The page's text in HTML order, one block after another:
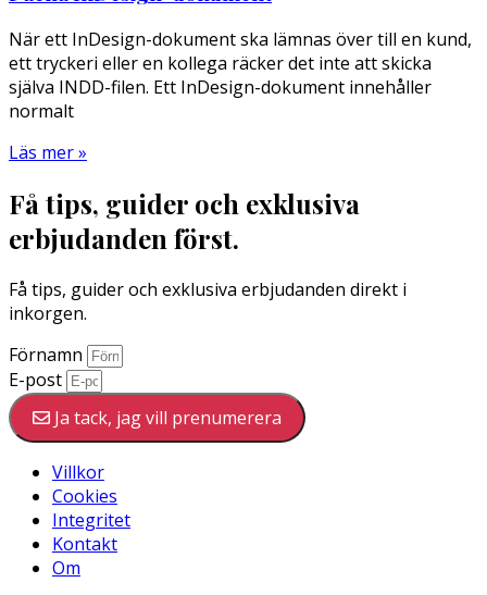
När ett InDesign-dokument ska lämnas över till en kund,
ett tryckeri eller en kollega räcker det inte att skicka
själva INDD-filen. Ett InDesign-dokument innehåller
normalt
Läs mer »
Få tips, guider och exklusiva
erbjudanden först.
Få tips, guider och exklusiva erbjudanden direkt i
inkorgen.
Förnamn
E-post
Ja tack, jag vill prenumerera
Villkor
Cookies
Integritet
Kontakt
Om